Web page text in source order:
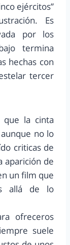
ejércitos”
Es
por los
termina
hechas con
tercer
que la cinta
no lo
criticas de
aparición de
un film que
allá de lo
ofreceros
suele